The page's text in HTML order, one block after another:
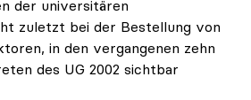
der universitären
zuletzt bei der Bestellung von
in den vergangenen zehn
des UG 2002 sichtbar